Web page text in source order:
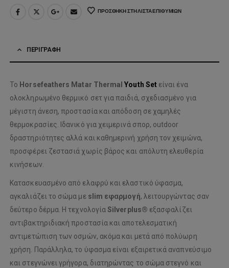
ΠΡΟΣΘΉΚΗ ΣΤΗ ΛΊΣΤΑ ΕΠΙΘΥΜΙΏΝ
ΠΕΡΙΓΡΑΦΉ
Το Horsefeathers Matar ThermalYouth Setείναι ένα
ολοκληρωμένο θερμικό σετ για παιδιά, σχεδιασμένο για
μέγιστη άνεση, προστασία και απόδοση σε χαμηλές
θερμοκρασίες. Ιδανικό για χειμερινά σπορ, outdoor
δραστηριότητες αλλά και καθημερινή χρήση τον χειμώνα,
προσφέρει ζεστασιά χωρίς βάρος και απόλυτη ελευθερία
κινήσεων.
Κατασκευασμένο από ελαφρύ και ελαστικό ύφασμα,
αγκαλιάζει το σώμα με slim εφαρμογή, λειτουργώντας σαν
δεύτερο δέρμα. Η τεχνολογίαSilverplus® εξασφαλίζει
αντιβακτηριδιακή προστασία και αποτελεσματική
αντιμετώπιση των οσμών, ακόμα και μετά από πολύωρη
χρήση. Παράλληλα, το ύφασμα είναι εξαιρετικά αναπνεύσιμο
και στεγνώνει γρήγορα, διατηρώντας το σώμα στεγνό και